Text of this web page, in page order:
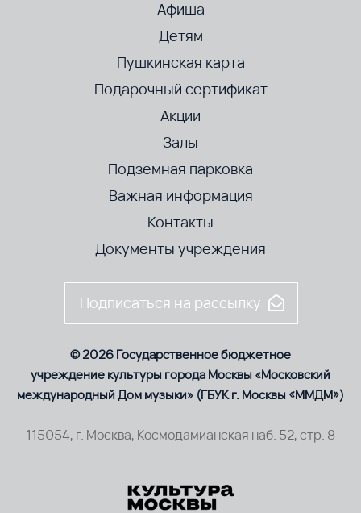
Афиша
Детям
Пушкинская карта
Подарочный сертификат
Акции
Залы
Подземная парковка
Важная информация
Контакты
Документы учреждения
Подписаться на рассылку
© 2026 Государственное бюджетное
учреждение культуры города Москвы «Московский
международный Дом музыки» (ГБУК г. Москвы «ММДМ»)
115054, г. Москва, Космодамианская наб. 52, стр. 8